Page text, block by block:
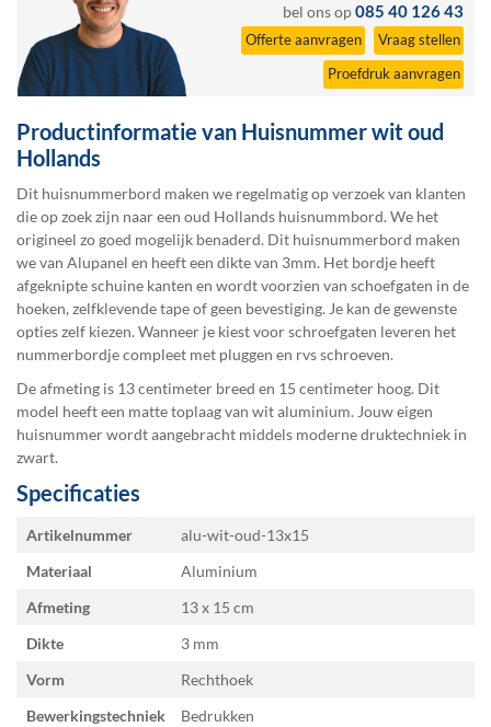
bel ons op085 40 126 43
Offerte aanvragen
Vraag stellen
Proefdruk aanvragen
Productinformatie van Huisnummer wit oud
Hollands
Dit huisnummerbord maken we regelmatig op verzoek van klanten
die op zoek zijn naar een oud Hollands huisnummbord. We het
origineel zo goed mogelijk benaderd. Dit huisnummerbord maken
we van Alupanel en heeft een dikte van 3mm. Het bordje heeft
afgeknipte schuine kanten en wordt voorzien van schoefgaten in de
hoeken, zelfklevende tape of geen bevestiging. Je kan de gewenste
opties zelf kiezen. Wanneer je kiest voor schroefgaten leveren het
nummerbordje compleet met pluggen en rvs schroeven.
De afmeting is 13 centimeter breed en 15 centimeter hoog. Dit
model heeft een matte toplaag van wit aluminium. Jouw eigen
huisnummer wordt aangebracht middels moderne druktechniek in
zwart.
Specificaties
Specificaties
Artikelnummer
alu-wit-oud-13x15
Materiaal
Aluminium
Afmeting
13 x 15
Dikte
3 mm
Vorm
Rechthoek
Bewerkingstechniek
Bedrukken